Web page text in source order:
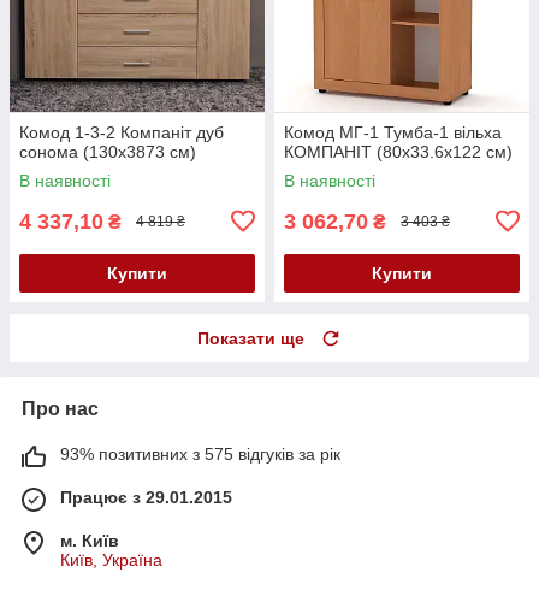
Комод 1-3-2 Компаніт дуб
сонома (130x3873 см)
В наявності
4 337,10 ₴ 4 819 ₴
Купити
Комод МГ-1 Тумба-1 вільха
КОМПАНІТ (80х33.6х122 см)
В наявності
3 062,70 ₴ 3 403 ₴
Купити
Показати ще
Про нас
93% позитивних з 575 відгуків за рік
Працює з 29.01.2015
м. Київ
Київ, Україна